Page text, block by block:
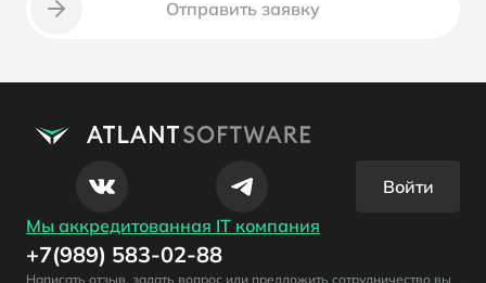
Отправить заявку
Войти
Мы аккредитованная IT компания
+7(989) 583-02-88
Написать отзыв, задать вопрос или предложить сотрудничество вы